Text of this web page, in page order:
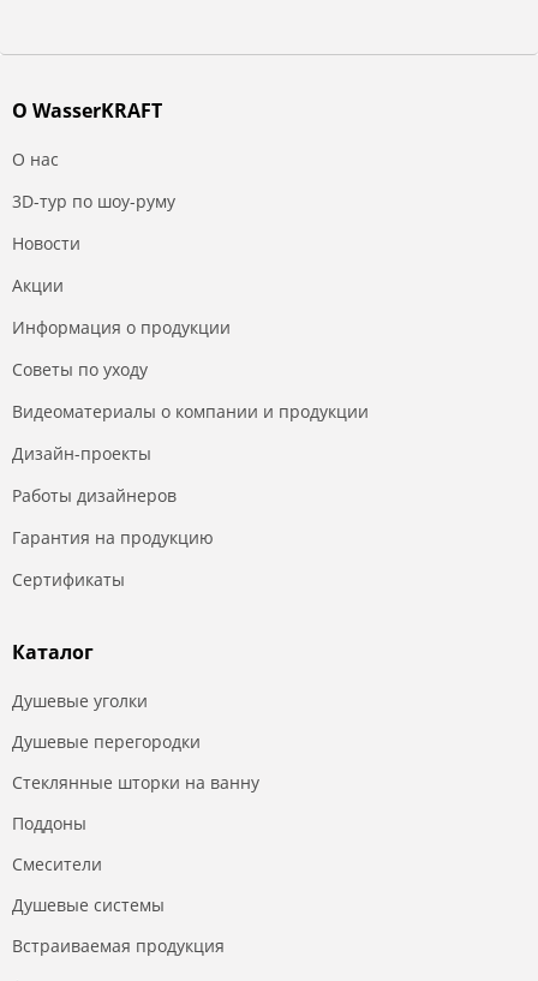
О WasserKRAFT
О нас
3D-тур по шоу-руму
Новости
Акции
Информация о продукции
Советы по уходу
Видеоматериалы о компании и продукции
Дизайн-проекты
Работы дизайнеров
Гарантия на продукцию
Сертификаты
Каталог
Душевые уголки
Душевые перегородки
Стеклянные шторки на ванну
Поддоны
Смесители
Душевые системы
Встраиваемая продукция